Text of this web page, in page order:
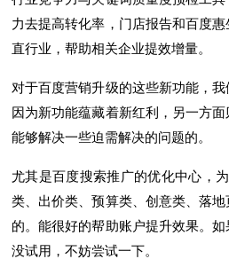
力去提高转化率，门店报告和百度
直行业，帮助相关企业提效增量。
对于百度营销升级的这些新功能，
因为新功能蕴藏着新红利，另一方
能够解决一些迫需解决的问题的。
尤其是百度搜索推广的优化中心，
类、出价类、预算类、创意类、落
的。能很好的帮助账户提升效果。
没试用，不妨尝试一下。